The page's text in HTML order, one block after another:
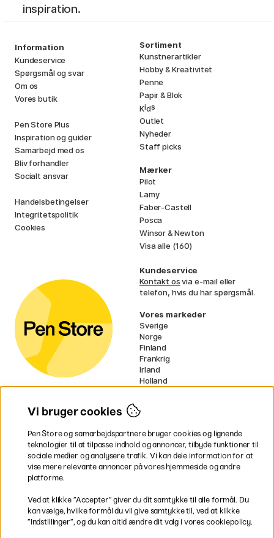
inspiration.
Information
Kundeservice
Spørgsmål og svar
Om os
Vores butik
Pen Store Plus
Inspiration og guider
Samarbejd med os
Bliv forhandler
Socialt ansvar
Handelsbetingelser
Integritetspolitik
Cookies
Sortiment
Kunstnerartikler
Hobby & Kreativitet
Penne
Papir & Blok
Kids
Outlet
Nyheder
Staff picks
Mærker
Pilot
Lamy
Faber-Castell
Posca
Winsor & Newton
Visa alle (160)
Kundeservice
Kontakt osvia e-mail eller
telefon, hvis du har spørgsmål.
Vores markeder
Sverige
Norge
Finland
Frankrig
Irland
Holland
EU
* Specifikkefragtvilkår gælder for
voluminøse varer.
Vi bruger cookies
Pen Store og samarbejdspartnere bruger cookies og lignende
teknologier til at tilpasse indhold og annoncer, tilbyde funktioner til
sociale medier og analysere trafik. Vi kan dele information for at
vise mere relevante annoncer på vores hjemmeside og andre
platforme.
Ved at klikke ”Accepter” giver du dit samtykke til alle formål. Du
kan vælge, hvilke formål du vil give samtykke til, ved at klikke
”Indstillinger”, og du kan altid ændre dit valg i vores cookiepolicy.